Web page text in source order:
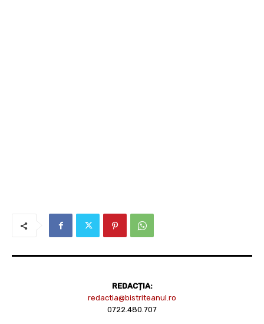
REDACȚIA:
redactia@bistriteanul.ro
0722.480.707